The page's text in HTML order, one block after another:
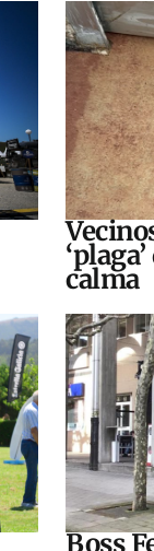
calma
Boss